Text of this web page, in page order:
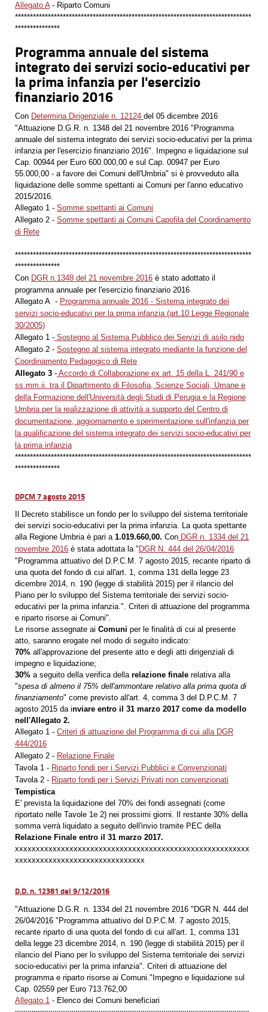
Allegato A- Riparto Comuni
*******************************************************************************
***************
Programma annuale del sistema
integrato dei servizi socio-educativi per
la prima infanzia per l'esercizio
finanziario 2016
Con Determina Dirigenziale n. 12124 del 05 dicembre 2016
"Attuazione D.G.R. n. 1348 del 21 novembre 2016 "Programma
annuale del sistema integrato dei servizi socio-educativi per la prima
infanzia per l'esercizio finanziario 2016". Impegno e liquidazione sul
Cap. 00944 per Euro 600.000,00 e sul Cap. 00947 per Euro
55.000,00 - a favore dei Comuni dell'Umbria" si è provveduto alla
liquidazione delle somme spettanti ai Comuni per l'anno educativo
2015/2016.
Allegato 1 - Somme spettanti ai Comuni
Allegato 2 - Somme spettanti ai Comuni Capofila del Coordinamento
di Rete
*******************************************************************************
***************
Con DGR n.1348 del 21 novembre 2016 è stato adottato il
programma annuale per l'esercizio finanziario 2016
Allegato A - Programma annuale 2016 - Sistema integrato dei
servizi socio-educativi per la prima infanzia (art.10 Legge Regionale
30/2005)
Allegato 1 - Sostegno al Sistema Pubblico dei Servizi di asilo nido
Allegato 2 - Sostegno al sistema integrato mediante la funzione del
Coordinamento Pedagogico di Rete
Allegato 3 - Accordo di Collaborazione ex art. 15 della L. 241/90 e
ss.mm.ii. tra il Dipartimento di Filosofia, Scienze Sociali, Umane e
della Formazione dell'Università degli Studi di Perugia e la Regione
Umbria per la realizzazione di attività a supporto del Centro di
documentazione, aggiornamento e sperimentazione sull'infanzia per
la qualificazione del sistema integrato dei servizi socio-educativi per
la prima infanzia
*******************************************************************************
***************
DPCM 7 agosto 2015
Il Decreto stabilisce un fondo per lo sviluppo del sistema territoriale
dei servizi socio-educativi per la prima infanzia. La quota spettante
alla Regione Umbria è pari a 1.019.660,00. Con DGR n. 1334 del 21
novembre 2016 è stata adottata la " DGR N. 444 del 26/04/2016
"Programma attuativo del D.P.C.M. 7 agosto 2015, recante riparto di
una quota del fondo di cui all'art. 1, comma 131 della legge 23
dicembre 2014, n. 190 (legge di stabilità 2015) per il rilancio del
Piano per lo sviluppo del Sistema territoriale dei servizi socio-
educativi per la prima infanzia.". Criteri di attuazione del programma
e riparto risorse ai Comuni".
Le risorse assegnate ai Comuni per le finalità di cui al presente
atto, saranno erogate nel modo di seguito indicato:
70% all'approvazione del presente atto e degli atti dirigenziali di
impegno e liquidazione;
30% a seguito della verifica dellarelazione finale relativa alla
"spesa di almeno il 75% dell'ammontare relativo alla prima quota di
finanziamento" come previsto all'art. 4, comma 3 del D.P.C.M. 7
agosto 2015 da inviare entro il 31 marzo 2017 come da modello
nell'Allegato 2.
Allegato 1 - Criteri di attuazione del Programma di cui alla DGR
444/2016
Allegato 2 - Relazione Finale
Tavola 1 - Riparto fondi per i Servizi Pubblici e Convenzionati
Tavola 2 - Riparto fondi per i Servizi Privati non convenzionati
Tempistica
E' prevista la liquidazione del 70% dei fondi assegnati (come
riportato nelle Tavole 1e 2) nei prossimi giorni. Il restante 30% della
somma verrà liquidato a seguito dell'invio tramite PEC della
Relazione Finale entro il 31 marzo 2017.
xxxxxxxxxxxxxxxxxxxxxxxxxxxxxxxxxxxxxxxxxxxxxxxxxxxxxxxx
xxxxxxxxxxxxxxxxxxxxxxxxxxxxxxx
D.D. n. 12381 del 9/12/2016
"Attuazione D.G.R. n. 1334 del 21 novembre 2016 "DGR N. 444 del
26/04/2016 "Programma attuativo del D.P.C.M. 7 agosto 2015,
recante riparto di una quota del fondo di cui all'art. 1, comma 131
della legge 23 dicembre 2014, n. 190 (legge di stabilità 2015) per il
rilancio del Piano per lo sviluppo del Sistema territoriale dei servizi
socio-educativi per la prima infanzia". Criteri di attuazione del
programma e riparto risorse ai Comuni."Impegno e liquidazione sul
Cap. 02559 per Euro 713.762,00
Allegato 1 - Elenco dei Comuni beneficiari